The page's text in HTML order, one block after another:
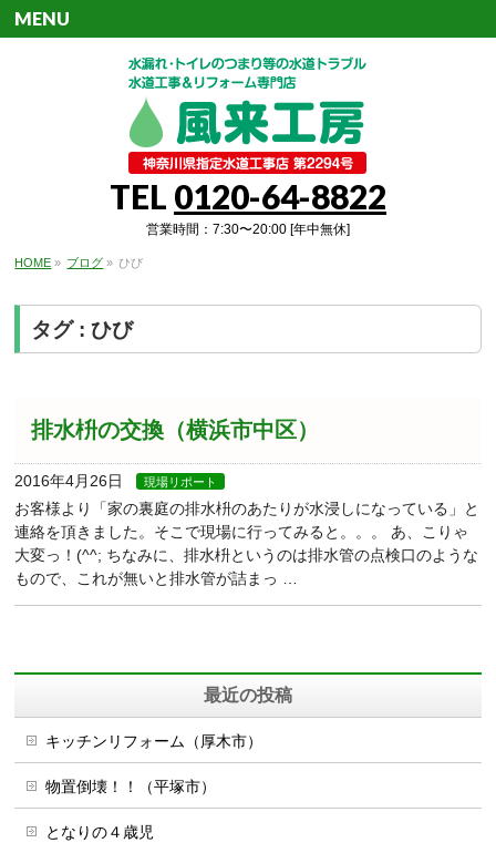
TEL 0120-64-8822
営業時間：7:30〜20:00 [年中無休]
MENU
HOME » ブログ » ひび
タグ : ひび
排水枡の交換（横浜市中区）
2016年4月26日 現場リポート
お客様より「家の裏庭の排水枡のあたりが水浸しになっている」と
連絡を頂きました。そこで現場に行ってみると。。。 あ、こりゃ
大変っ！(^^; ちなみに、排水枡というのは排水管の点検口のような
もので、これが無いと排水管が詰まっ …
最近の投稿
キッチンリフォーム（厚木市）
物置倒壊！！（平塚市）
となりの４歳児